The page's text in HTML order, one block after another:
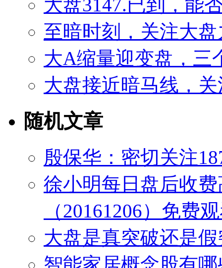
大盘3147.已到，能
至暗时刻，关注大
大A缩量迎变盘，三
大盘接近暗马线，
随机文章
殷保华：密切关注
徐小明每日盘后收
（20161206）免费
大盘是真突破还是